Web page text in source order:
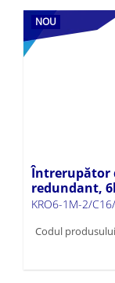
NOU
Întrerupător
redundant,
KRO6-1M-2/
Codul